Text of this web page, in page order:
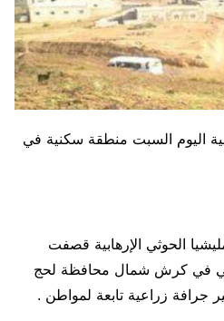
اليوم السبت منطقة سكنية في
الحوثي الإرهابية قصفت
في كرش شمال محافظة لحج
جرافة زراعية تابعة لمواطن .